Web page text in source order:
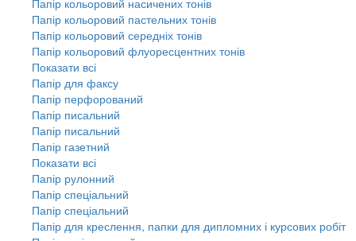
Папір кольоровий пастельних тонів
Папір кольоровий середніх тонів
Папір кольоровий флуоресцентних тонів
Показати всі
Папір для факсу
Папір перфорований
Папір писальний
Папір писальний
Папір газетний
Показати всі
Папір рулонний
Папір спеціальний
Папір спеціальний
Папір для креслення, папки для дипломних і курсових робіт